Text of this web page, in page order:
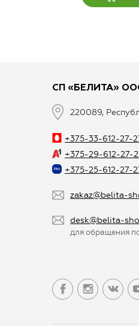
СП «БЕЛИТА»
220089,
+375-33-612-27-
+375-29-612-27-
+375-25-612-27-
zakaz@belita-
desk@belita-
для обращения